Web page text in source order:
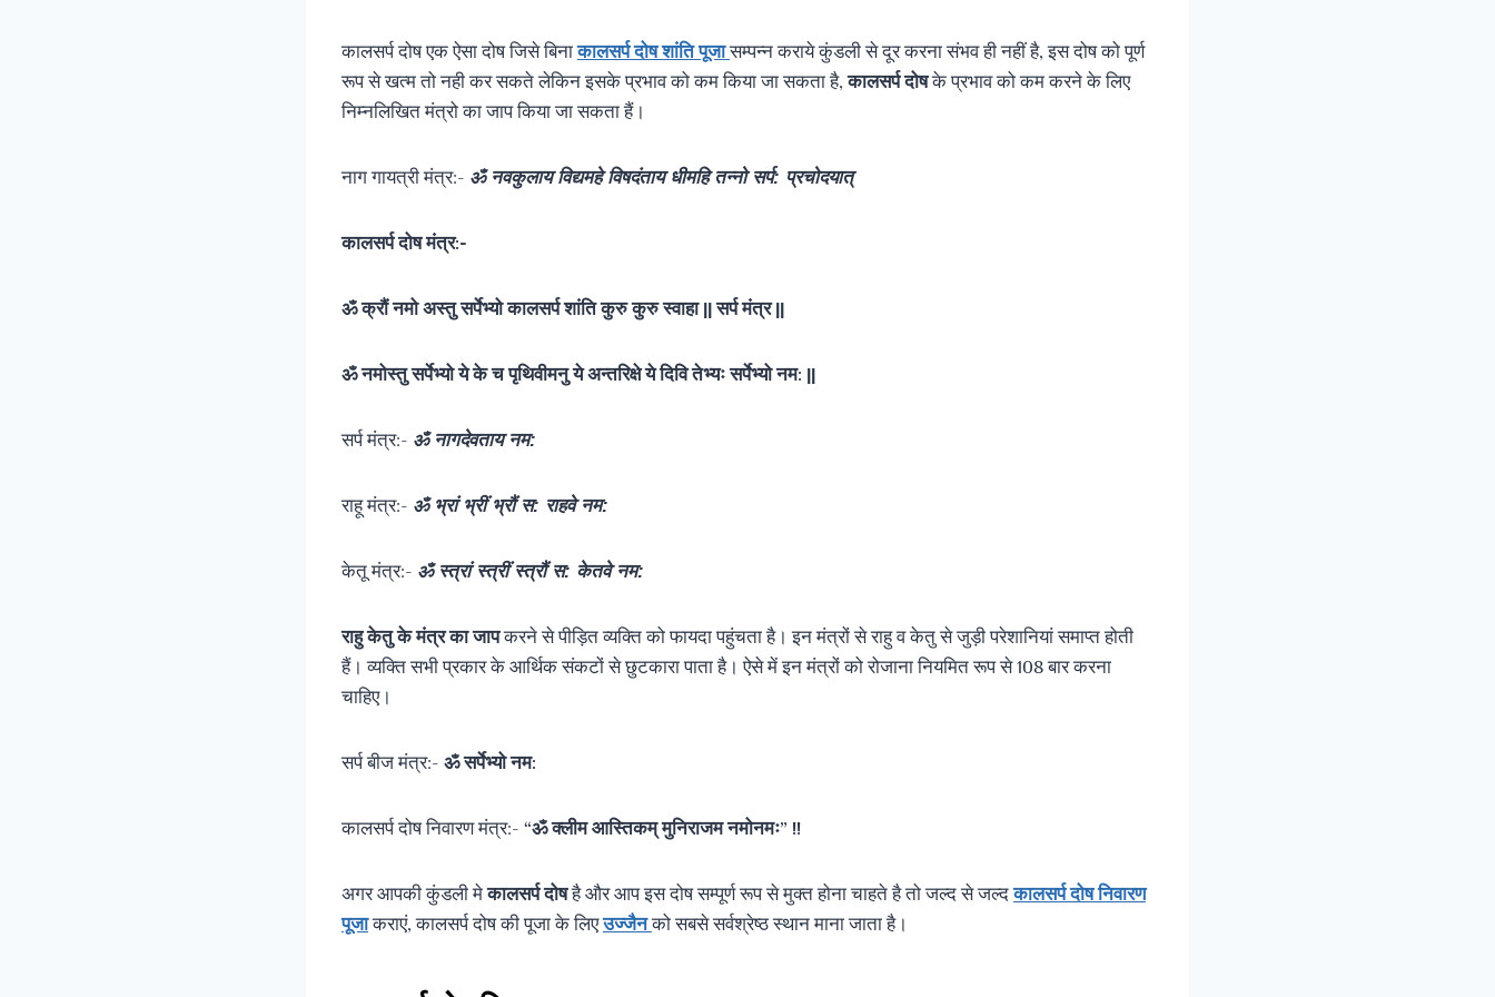
कालसर्प दोष एक ऐसा दोष जिसे बिनाकालसर्प दोष शांति पूजा सम्पन्न कराये कुंडली से दूर करना संभव ही नहीं है, इस दोष को पूर्ण
रूप से खत्म तो नही कर सकते लेकिन इसके प्रभाव को कम किया जा सकता है,कालसर्प दोषके प्रभाव को कम करने के लिए
निम्नलिखित मंत्रो का जाप किया जा सकता हैं।
नाग गायत्री मंत्र:- ॐ नवकुलाय विद्यमहे विषदंताय धीमहि तन्नो सर्प: प्रचोदयात्
कालसर्प दोष मंत्र:-
ॐ क्रौं नमो अस्तु सर्पेभ्यो कालसर्प शांति कुरु कुरु स्वाहा || सर्प मंत्र ||
ॐ नमोस्तु सर्पेभ्यो ये के च पृथिवीमनु ये अन्तरिक्षे ये दिवि तेभ्यः सर्पेभ्यो नम: ||
सर्प मंत्र:- ॐ नागदेवताय नम:
राहू मंत्र:- ॐ भ्रां भ्रीं भ्रौं स: राहवे नम:
केतू मंत्र:- ॐ स्त्रां स्त्रीं स्त्रौं स: केतवे नम:
राहु केतु के मंत्र का जापकरने से पीड़ित व्यक्ति को फायदा पहुंचता है। इन मंत्रों से राहु व केतु से जुड़ी परेशानियां समाप्त होती
हैं। व्यक्ति सभी प्रकार के आर्थिक संकटों से छुटकारा पाता है। ऐसे में इन मंत्रों को रोजाना नियमित रूप से 108 बार करना
चाहिए।
सर्प बीज मंत्र:- ॐ सर्पेभ्यो नम:
कालसर्प दोष निवारण मंत्र:- “ॐ क्लीम आस्तिकम् मुनिराजम नमोनमः” !!
अगर आपकी कुंडली मेकालसर्प दोषहै और आप इस दोष सम्पूर्ण रूप से मुक्त होना चाहते है तो जल्द से जल्दकालसर्प दोष निवारण
पूजाकराएं, कालसर्प दोष की पूजा के लिएउज्जैन को सबसे सर्वश्रेष्ठ स्थान माना जाता है।